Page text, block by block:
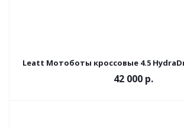
Leatt Мотоботы кроссовые 4.5
42 000 р.